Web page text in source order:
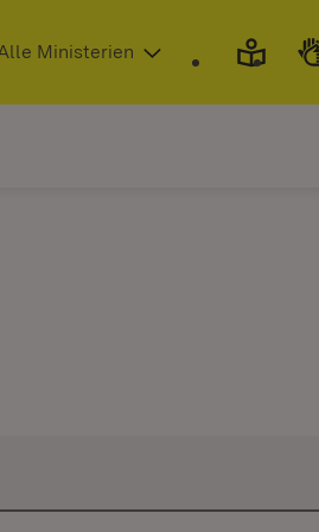
neuem Fenster)
Ministerien